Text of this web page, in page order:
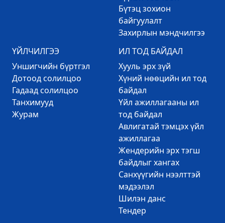
Бүтэц зохион
байгуулалт
Захирлын мэндчилгээ
ҮЙЛЧИЛГЭЭ
Уншигчийн бүртгэл
Дотоод солилцоо
Гадаад солилцоо
Танхимууд
Журам
ИЛ ТОД БАЙДАЛ
Хууль эрх зүй
Хүний нөөцийн ил тод
байдал
Үйл ажиллагааны ил
тод байдал
Авлигатай тэмцэх үйл
ажиллагаа
Жендерийн эрх тэгш
байдлыг хангах
Санхүүгийн нээлттэй
мэдээлэл
Шилэн данс
Тендер